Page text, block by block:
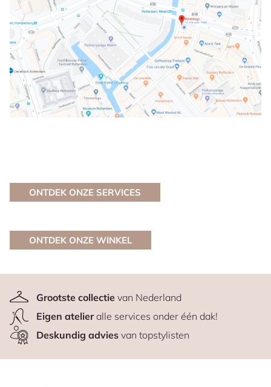
ONTDEK ONZE SERVICES
ONTDEK ONZE WINKEL
Grootste collectievan Nederland
Eigen atelieralle services onder één dak!
Deskundig adviesvan topstylisten